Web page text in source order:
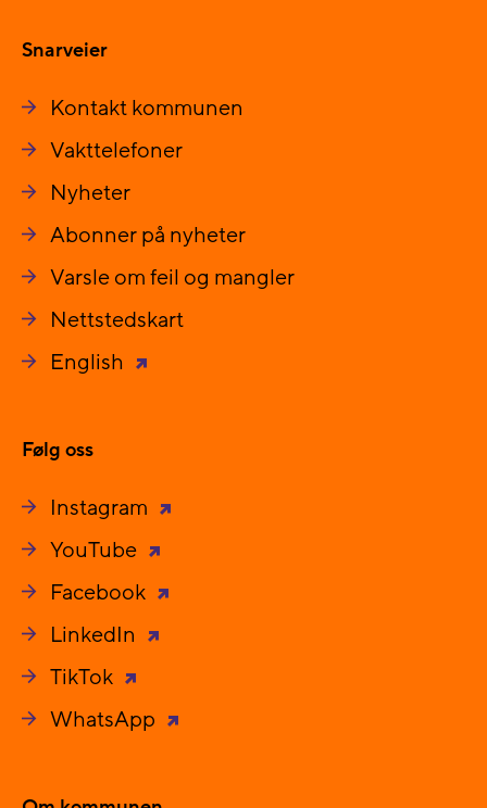
Snarveier
Kontakt kommunen
Vakttelefoner
Nyheter
Abonner på nyheter
Varsle om feil og mangler
Nettstedskart
English
Følg oss
Instagram
YouTube
Facebook
LinkedIn
TikTok
WhatsApp